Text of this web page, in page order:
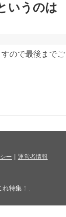
いうのは
ので最後までご
ー 運営者情報
特集！ .